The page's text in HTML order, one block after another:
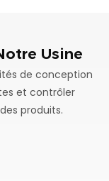
Usine
de conception
et contrôler
produits.